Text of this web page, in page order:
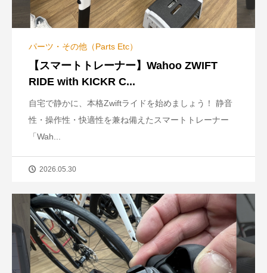
パーツ・その他（Parts Etc）
【スマートトレーナー】Wahoo ZWIFT
RIDE with KICKR C...
自宅で静かに、本格Zwiftライドを始めましょう！ 静音
性・操作性・快適性を兼ね備えたスマートトレーナー
「Wah...
2026.05.30